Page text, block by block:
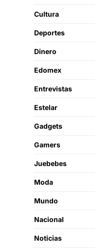
Cultura
Deportes
Dinero
Edomex
Entrevistas
Estelar
Gadgets
Gamers
Juebebes
Moda
Mundo
Nacional
Noticias